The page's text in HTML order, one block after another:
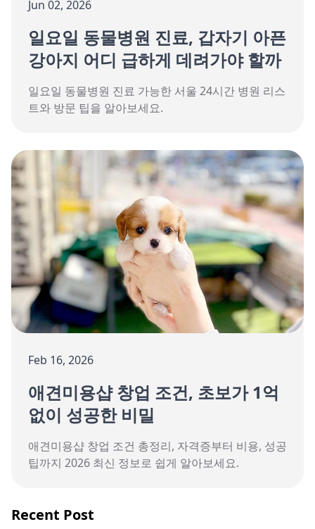
Jun 02, 2026
일요일 동물병원 진료, 갑자기 아픈
강아지 어디 급하게 데려가야 할까
일요일 동물병원 진료 가능한 서울 24시간 병원 리스
트와 방문 팁을 알아보세요.
Feb 16, 2026
애견미용샵 창업 조건, 초보가 1억
없이 성공한 비밀
애견미용샵 창업 조건 총정리, 자격증부터 비용, 성공
팁까지 2026 최신 정보로 쉽게 알아보세요.
Recent Post